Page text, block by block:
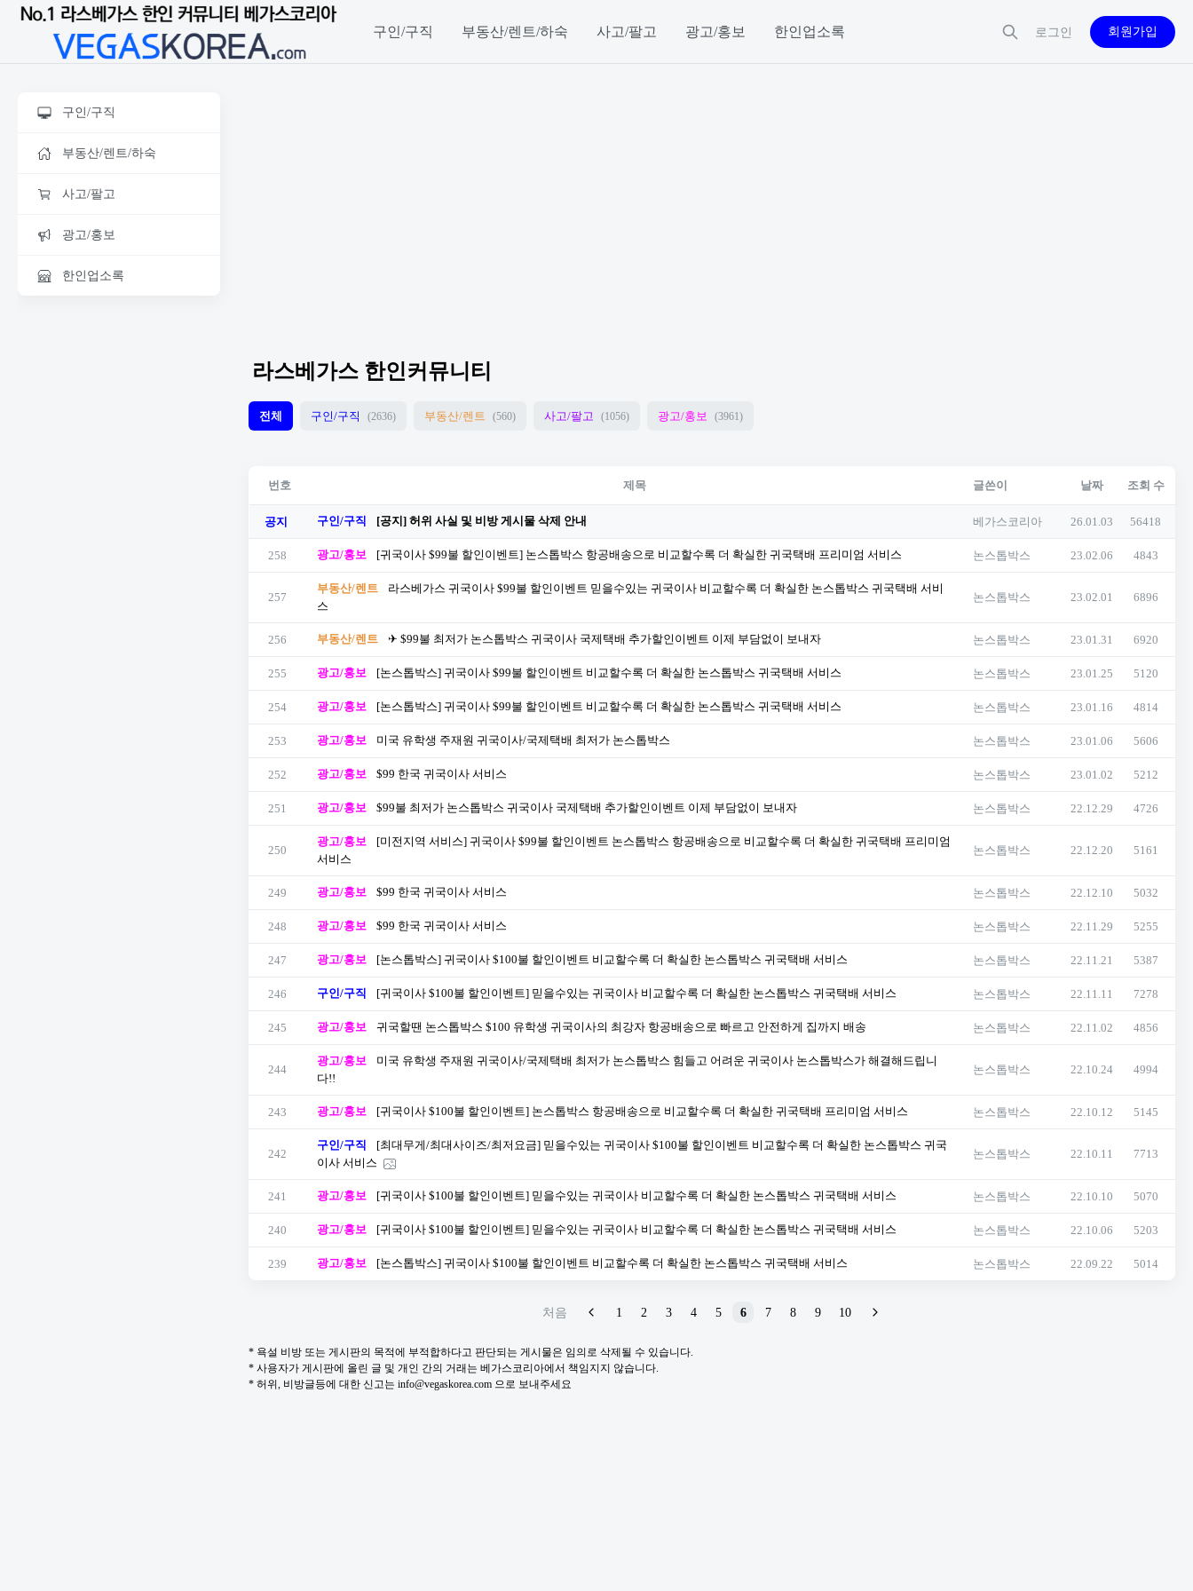
구인/구직 부동산/렌트/하숙 사고/팔고 광고/홍보 한인업소록 로그인 회원가입
구인/구직
부동산/렌트/하숙
사고/팔고
광고/홍보
한인업소록
라스베가스 한인커뮤니티
전체 구인/구직 (2636) 부동산/렌트 (560) 사고/팔고 (1056) 광고/홍보 (3961)
번호 제목 글쓴이 날짜 조회 수
공지 구인/구직 [공지] 허위 사실 및 비방 게시물 삭제 안내 베가스코리아 26.01.03 56418
258 광고/홍보 [귀국이사 $99불 할인이벤트] 논스톱박스 항공배송으로 비교할수록 더 확실한 귀국택배 프리미엄 서비스 논스톱박스 23.02.06 4843
257
부동산/렌트
라스베가스 귀국이사 $99불 할인이벤트 믿을수있는 귀국이사 비교할수록 더 확실한 논스톱박스 귀국택배 서비
스
논스톱박스 23.02.01 6896
256 부동산/렌트 ✈ $99불 최저가 논스톱박스 귀국이사 국제택배 추가할인이벤트 이제 부담없이 보내자 논스톱박스 23.01.31 6920
255 광고/홍보 [논스톱박스] 귀국이사 $99불 할인이벤트 비교할수록 더 확실한 논스톱박스 귀국택배 서비스 논스톱박스 23.01.25 5120
254 광고/홍보 [논스톱박스] 귀국이사 $99불 할인이벤트 비교할수록 더 확실한 논스톱박스 귀국택배 서비스 논스톱박스 23.01.16 4814
253 광고/홍보 미국 유학생 주재원 귀국이사/국제택배 최저가 논스톱박스 논스톱박스 23.01.06 5606
252 광고/홍보 $99 한국 귀국이사 서비스 논스톱박스 23.01.02 5212
251 광고/홍보 $99불 최저가 논스톱박스 귀국이사 국제택배 추가할인이벤트 이제 부담없이 보내자 논스톱박스 22.12.29 4726
250
광고/홍보
[미전지역 서비스] 귀국이사 $99불 할인이벤트 논스톱박스 항공배송으로 비교할수록 더 확실한 귀국택배 프리미엄
서비스
논스톱박스 22.12.20 5161
249 광고/홍보 $99 한국 귀국이사 서비스 논스톱박스 22.12.10 5032
248 광고/홍보 $99 한국 귀국이사 서비스 논스톱박스 22.11.29 5255
247 광고/홍보 [논스톱박스] 귀국이사 $100불 할인이벤트 비교할수록 더 확실한 논스톱박스 귀국택배 서비스 논스톱박스 22.11.21 5387
246 구인/구직 [귀국이사 $100불 할인이벤트] 믿을수있는 귀국이사 비교할수록 더 확실한 논스톱박스 귀국택배 서비스 논스톱박스 22.11.11 7278
245 광고/홍보 귀국할땐 논스톱박스 $100 유학생 귀국이사의 최강자 항공배송으로 빠르고 안전하게 집까지 배송 논스톱박스 22.11.02 4856
244
광고/홍보
미국 유학생 주재원 귀국이사/국제택배 최저가 논스톱박스 힘들고 어려운 귀국이사 논스톱박스가 해결해드립니
다!!
논스톱박스 22.10.24 4994
243 광고/홍보 [귀국이사 $100불 할인이벤트] 논스톱박스 항공배송으로 비교할수록 더 확실한 귀국택배 프리미엄 서비스 논스톱박스 22.10.12 5145
242
구인/구직
[최대무게/최대사이즈/최저요금] 믿을수있는 귀국이사 $100불 할인이벤트 비교할수록 더 확실한 논스톱박스 귀국
이사 서비스
논스톱박스 22.10.11 7713
241 광고/홍보 [귀국이사 $100불 할인이벤트] 믿을수있는 귀국이사 비교할수록 더 확실한 논스톱박스 귀국택배 서비스 논스톱박스 22.10.10 5070
240 광고/홍보 [귀국이사 $100불 할인이벤트] 믿을수있는 귀국이사 비교할수록 더 확실한 논스톱박스 귀국택배 서비스 논스톱박스 22.10.06 5203
239 광고/홍보 [논스톱박스] 귀국이사 $100불 할인이벤트 비교할수록 더 확실한 논스톱박스 귀국택배 서비스 논스톱박스 22.09.22 5014
처음 1 2 3 4 5 6 7 8 9 10
* 욕설 비방 또는 게시판의 목적에 부적합하다고 판단되는 게시물은 임의로 삭제될 수 있습니다.
* 사용자가 게시판에 올린 글 및 개인 간의 거래는 베가스코리아에서 책임지지 않습니다.
* 허위, 비방글등에 대한 신고는 info@vegaskorea.com 으로 보내주세요